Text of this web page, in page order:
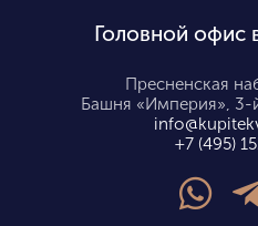
Головной офис
Пресненская
Башня «Империя», 3-
+7 (495)